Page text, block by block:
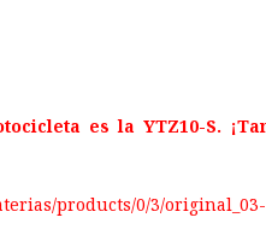
es la YTZ10-S.